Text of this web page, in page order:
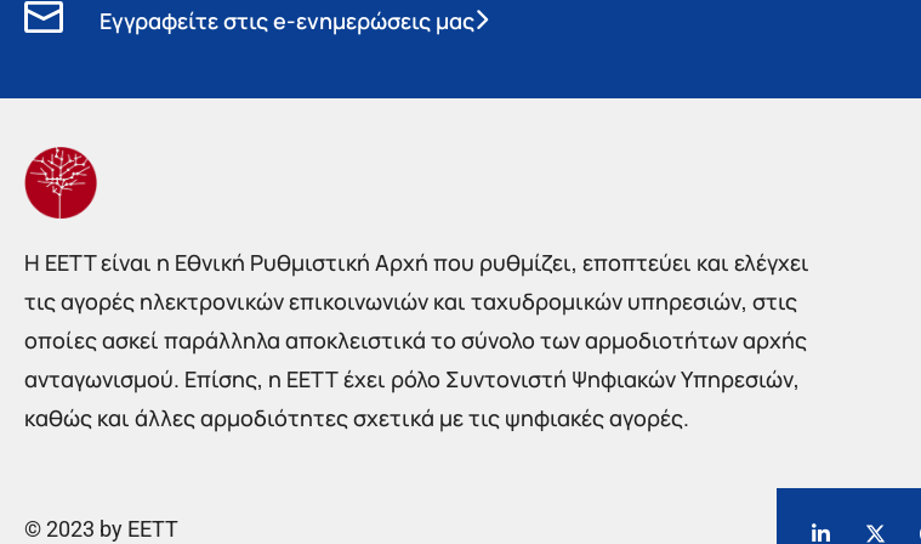
Εγγραφείτε στις e-ενημερώσεις μας
Η EETT είναι η Εθνική Ρυθμιστική Αρχή που ρυθμίζει, εποπτεύει και ελέγχει
τις αγορές ηλεκτρονικών επικοινωνιών και ταχυδρομικών υπηρεσιών, στις
οποίες ασκεί παράλληλα αποκλειστικά το σύνολο των αρμοδιοτήτων αρχής
ανταγωνισμού. Επίσης, η ΕΕΤΤ έχει ρόλο Συντονιστή Ψηφιακών Υπηρεσιών,
καθώς και άλλες αρμοδιότητες σχετικά με τις ψηφιακές αγορές.
© 2023 by EETT